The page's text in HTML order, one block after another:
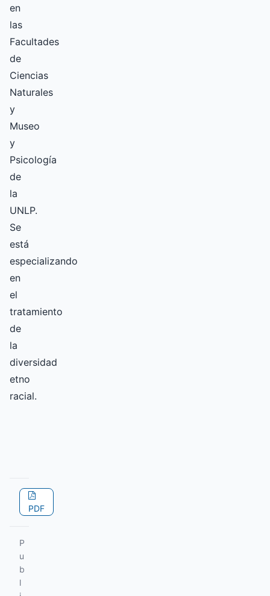
en
las
Facultades
de
Ciencias
Naturales
y
Museo
y
Psicología
de
la
UNLP.
Se
está
especializando
en
el
tratamiento
de
la
diversidad
etno
racial.
PDF
P
u
b
l